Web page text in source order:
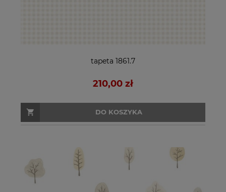
tapeta 1861.7
210,00 zł
DO KOSZYKA